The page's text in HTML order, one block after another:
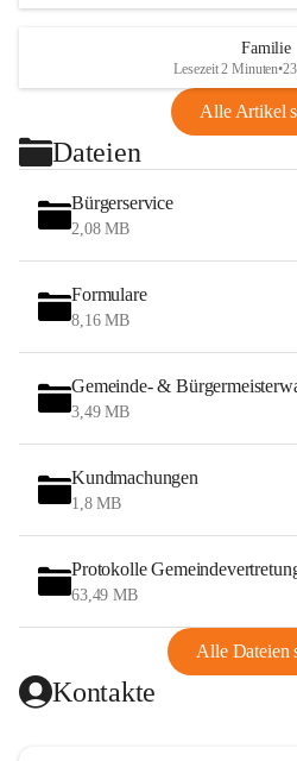
Familie
Lesezeit 2 Minuten•
Alle Artikel
Dateien
Bürgerservice
2,08 MB
Formulare
8,16 MB
Gemeinde- &
3,49 MB
Kundmachungen
1,8 MB
Protokolle
63,49 MB
Alle Dateien
Kontakte